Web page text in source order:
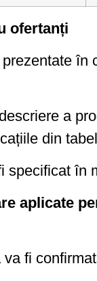
ofertanți
în
a
din
specificat în
aplicate
va fi